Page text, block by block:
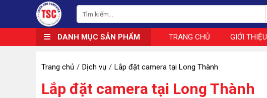
DANH MỤC SẢN PHẨM TRANG CHỦ GIỚI THIỆU
Trang chủ Dịch vụ Lắp đặt camera tại Long Thành
Lắp đặt camera tại Long Thành